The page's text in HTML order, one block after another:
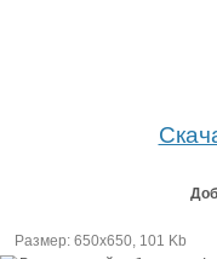
Размер: 650х650, 101 Kb